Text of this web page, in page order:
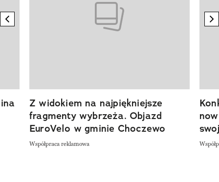
previous element
Z widokiem na najpiękniejsze
fragmenty wybrzeża. Objazd
EuroVelo w gminie Choczewo
Współpraca reklamowa